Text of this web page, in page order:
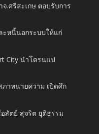
.ศรีสะเกษ ตอบรับการ
ะหนี้นอกระบบให้แก่
City นำโดรนแป
ภาทนายความ เปิดศึก
สัตย์ สุจริต ยุติธรรม